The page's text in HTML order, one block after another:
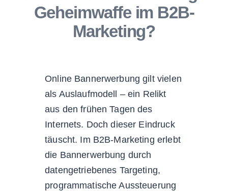
Geheimwaffe im B2B-
Marketing?
Online Bannerwerbung gilt vielen
als Auslaufmodell – ein Relikt
aus den frühen Tagen des
Internets. Doch dieser Eindruck
täuscht. Im B2B-Marketing erlebt
die Bannerwerbung durch
datengetriebenes Targeting,
programmatische Aussteuerung